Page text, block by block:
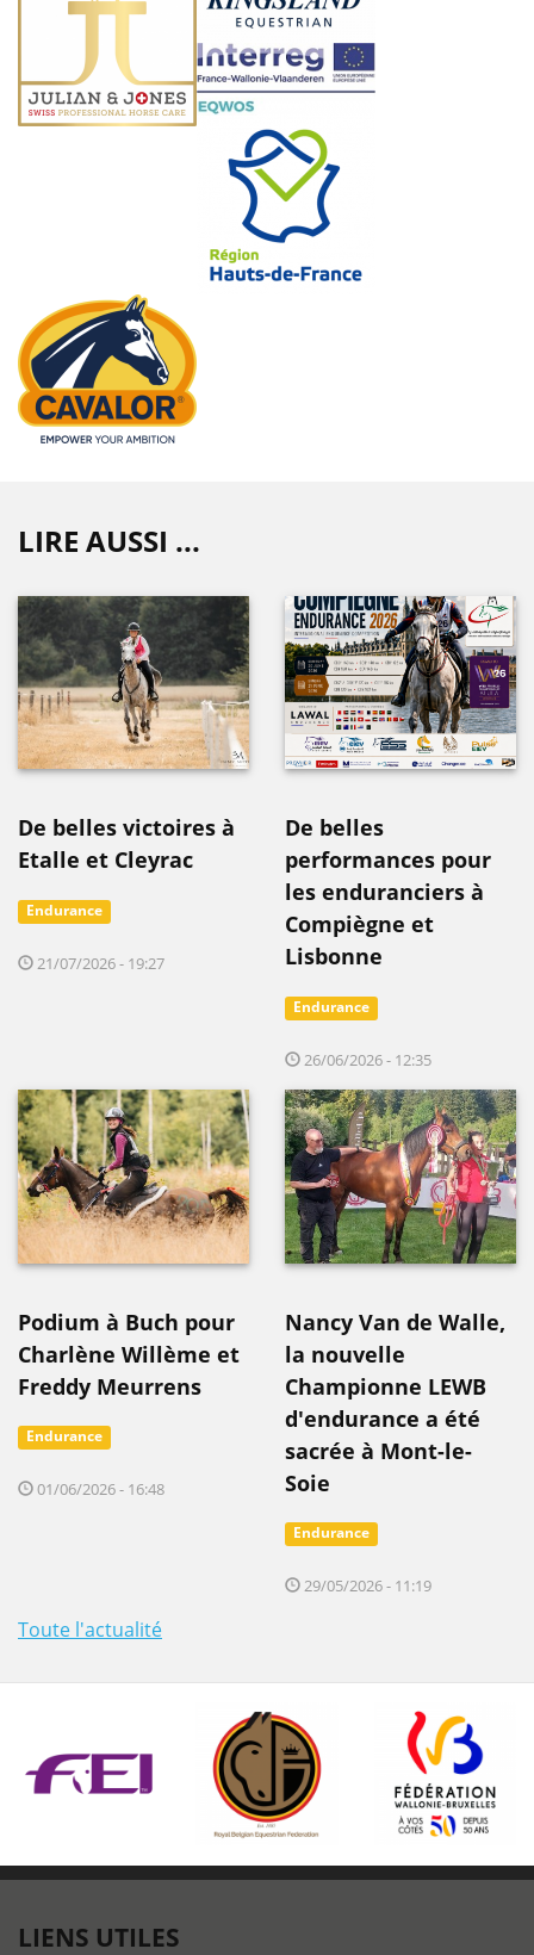
LIRE AUSSI ...
De belles victoires à
Etalle et Cleyrac
Endurance
21/07/2026 - 19:27
De belles
performances pour
les enduranciers à
Compiègne et
Lisbonne
Endurance
26/06/2026 - 12:35
Podium à Buch pour
Charlène Willème et
Freddy Meurrens
Endurance
01/06/2026 - 16:48
Nancy Van de Walle,
la nouvelle
Championne LEWB
d'endurance a été
sacrée à Mont-le-
Soie
Endurance
29/05/2026 - 11:19
Toute l'actualité
LIENS UTILES